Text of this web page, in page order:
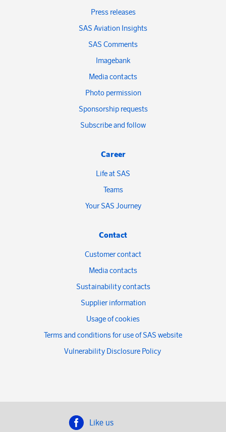
Press releases
SAS Aviation Insights
SAS Comments
Imagebank
Media contacts
Photo permission
Sponsorship requests
Subscribe and follow
Career
Life at SAS
Teams
Your SAS Journey
Contact
Customer contact
Media contacts
Sustainability contacts
Supplier information
Usage of cookies
Terms and conditions for use of SAS website
Vulnerability Disclosure Policy
Like us